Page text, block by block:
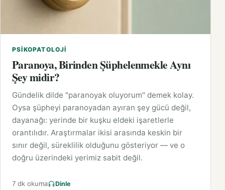
PSIKOPATOLOJI
Paranoya, Birinden Şüphelenmekle Aynı
Şey midir?
Gündelik dilde "paranoyak oluyorum" demek kolay.
Oysa şüpheyi paranoyadan ayıran şey gücü değil,
dayanağı: yerinde bir kuşku eldeki işaretlerle
orantılıdır. Araştırmalar ikisi arasında keskin bir
sınır değil, süreklilik olduğunu gösteriyor — ve o
doğru üzerindeki yerimiz sabit değil.
7 dk okuma Dinle